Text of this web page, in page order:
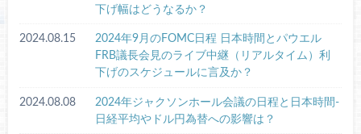
下げ幅はどうなるか？
2024.08.15
2024年9月のFOMC日程 日本時間とパウエル
FRB議長会見のライブ中継（リアルタイム）利
下げのスケジュールに言及か？
2024.08.08
2024年ジャクソンホール会議の日程と日本時間-
日経平均やドル円為替への影響は？